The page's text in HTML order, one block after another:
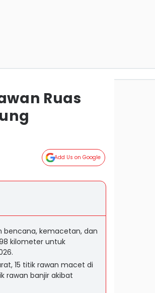
Ruas
Add Us on Google
bencana, kemacetan, dan
kilometer untuk
15 titik rawan macet di
rawan banjir akibat